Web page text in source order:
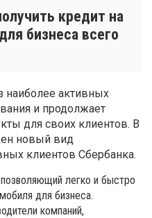
кредит на
бизнеса всего
наиболее активных
и продолжает
для своих клиентов. В
новый вид
клиентов Сбербанка.
легко и быстро
для бизнеса.
компаний,